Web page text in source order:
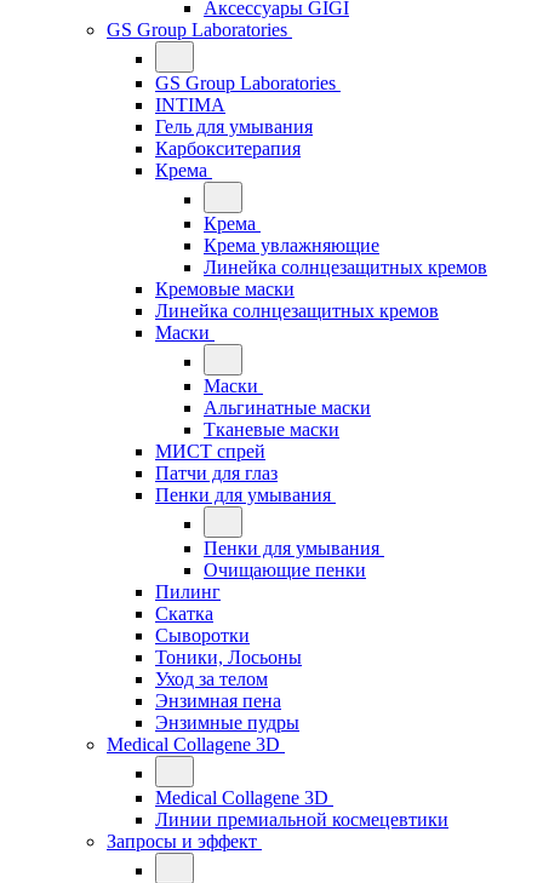
Аксессуары GIGI
GS Group Laboratories
GS Group Laboratories
INTIMA
Гель для умывания
Карбокситерапия
Крема
Крема
Крема увлажняющие
Линейка солнцезащитных кремов
Кремовые маски
Линейка солнцезащитных кремов
Маски
Маски
Альгинатные маски
Тканевые маски
МИСТ спрей
Патчи для глаз
Пенки для умывания
Пенки для умывания
Очищающие пенки
Пилинг
Скатка
Сыворотки
Тоники, Лосьоны
Уход за телом
Энзимная пена
Энзимные пудры
Medical Collagene 3D
Medical Collagene 3D
Линии премиальной космецевтики
Запросы и эффект